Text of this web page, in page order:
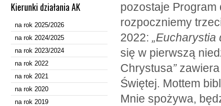
Kierunki działania AK
na rok 2025/2026
na rok 2024/2025
na rok 2023/2024
na rok 2022
na rok 2021
na rok 2020
na rok 2019
pozostaje Program
rozpoczniemy
2022: „Eucharystia
się w pierwszą
Chrystusa”
Świętej. Mottem
Mnie spożywa,